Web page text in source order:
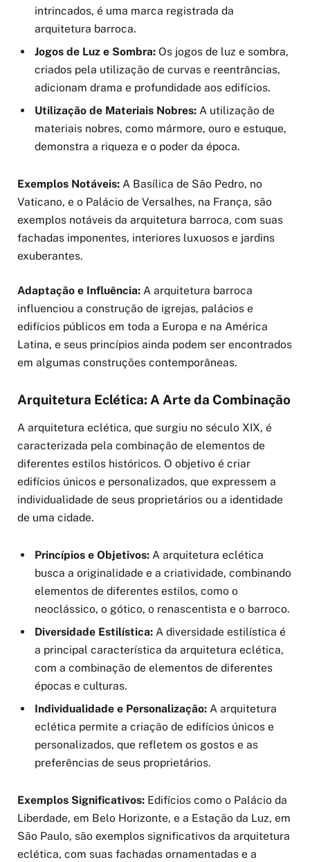
intrincados, é uma marca registrada da
arquitetura barroca.
Jogos de Luz e Sombra: Os jogos de luz e sombra,
criados pela utilização de curvas e reentrâncias,
adicionam drama e profundidade aos edifícios.
Utilização de Materiais Nobres: A utilização de
materiais nobres, como mármore, ouro e estuque,
demonstra a riqueza e o poder da época.
Exemplos Notáveis: A Basílica de São Pedro, no
Vaticano, e o Palácio de Versalhes, na França, são
exemplos notáveis da arquitetura barroca, com suas
fachadas imponentes, interiores luxuosos e jardins
exuberantes.
Adaptação e Influência: A arquitetura barroca
influenciou a construção de igrejas, palácios e
edifícios públicos em toda a Europa e na América
Latina, e seus princípios ainda podem ser encontrados
em algumas construções contemporâneas.
Arquitetura Eclética: A Arte da Combinação
A arquitetura eclética, que surgiu no século XIX, é
caracterizada pela combinação de elementos de
diferentes estilos históricos. O objetivo é criar
edifícios únicos e personalizados, que expressem a
individualidade de seus proprietários ou a identidade
de uma cidade.
Princípios e Objetivos: A arquitetura eclética
busca a originalidade e a criatividade, combinando
elementos de diferentes estilos, como o
neoclássico, o gótico, o renascentista e o barroco.
Diversidade Estilística: A diversidade estilística é
a principal característica da arquitetura eclética,
com a combinação de elementos de diferentes
épocas e culturas.
Individualidade e Personalização: A arquitetura
eclética permite a criação de edifícios únicos e
personalizados, que refletem os gostos e as
preferências de seus proprietários.
Exemplos Significativos: Edifícios como o Palácio da
Liberdade, em Belo Horizonte, e a Estação da Luz, em
São Paulo, são exemplos significativos da arquitetura
eclética, com suas fachadas ornamentadas e a